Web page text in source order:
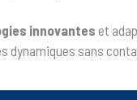
innovanteset
sans